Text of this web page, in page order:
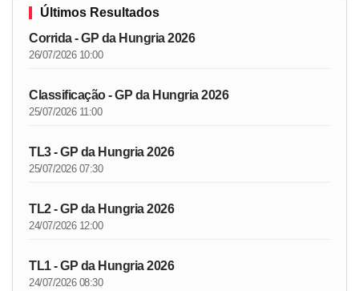
Últimos Resultados
Corrida - GP da Hungria 2026
26/07/2026 10:00
Classificação - GP da Hungria 2026
25/07/2026 11:00
TL3 - GP da Hungria 2026
25/07/2026 07:30
TL2 - GP da Hungria 2026
24/07/2026 12:00
TL1 - GP da Hungria 2026
24/07/2026 08:30